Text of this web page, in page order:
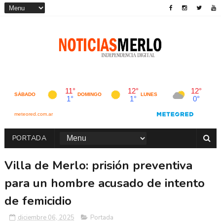
PORTADA
Villa de Merlo: prisión preventiva
para un hombre acusado de intento
de femicidio
diciembre 06, 2025 Portada